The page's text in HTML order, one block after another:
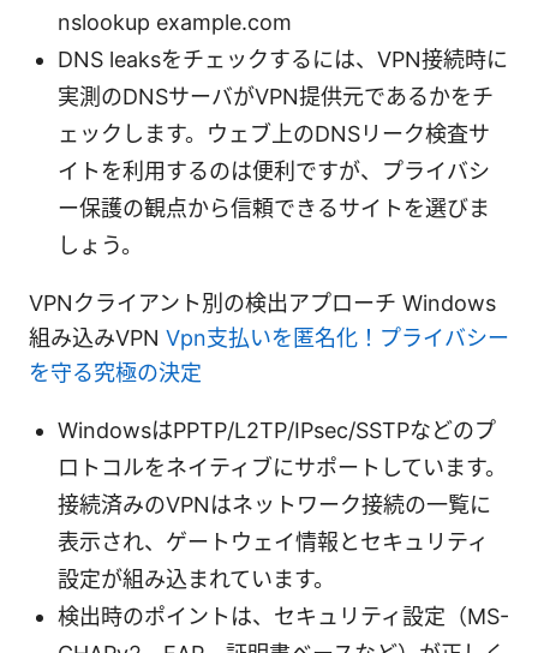
nslookup example.com
DNS leaksをチェックするには、VPN接続時に
実測のDNSサーバがVPN提供元であるかをチ
ェックします。ウェブ上のDNSリーク検査サ
イトを利用するのは便利ですが、プライバシ
ー保護の観点から信頼できるサイトを選びま
しょう。
VPNクライアント別の検出アプローチ Windows
組み込みVPN Vpn支払いを匿名化！プライバシー
を守る究極の決定
WindowsはPPTP/L2TP/IPsec/SSTPなどのプ
ロトコルをネイティブにサポートしています。
接続済みのVPNはネットワーク接続の一覧に
表示され、ゲートウェイ情報とセキュリティ
設定が組み込まれています。
検出時のポイントは、セキュリティ設定（MS-